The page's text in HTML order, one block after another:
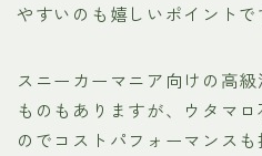
やすいのも嬉しいポイントで
スニーカーマニア向けの高
ものもありますが、ウタマ
のでコストパフォーマンスも